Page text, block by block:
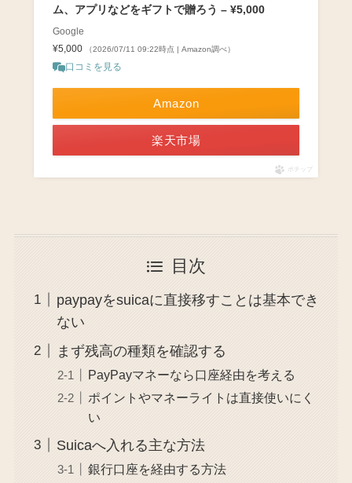
ム、アプリなどをギフトで贈ろう – ¥5,000
Google
¥5,000
（2026/07/11 09:22時点 | Amazon調べ）
口コミを見る
Amazon
楽天市場
ポチップ
目次
paypayをsuicaに直接移すことは基本でき
ない
まず残高の種類を確認する
PayPayマネーなら口座経由を考える
ポイントやマネーライトは直接使いにく
い
Suicaへ入れる主な方法
銀行口座を経由する方法